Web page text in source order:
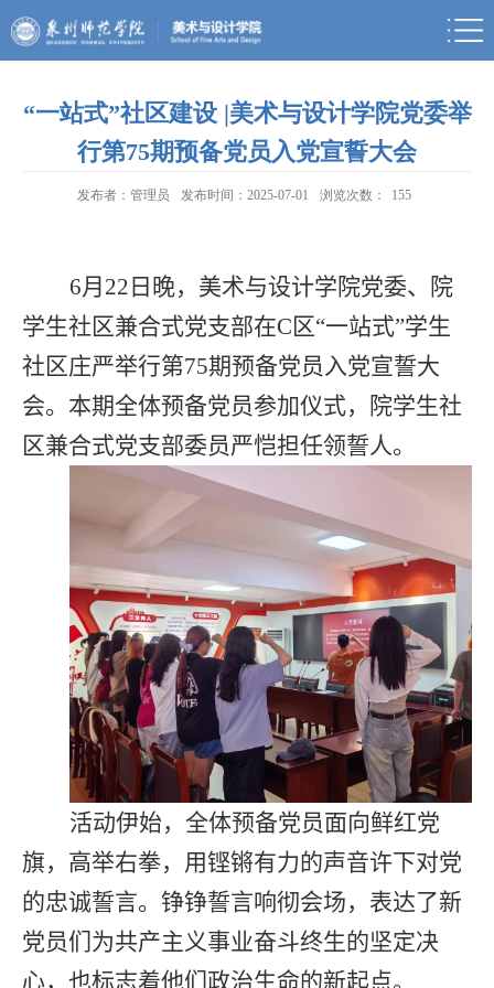
“一站式”社区建设 |美术与设计学院党委举
行第75期预备党员入党宣誓大会
发布者：管理员 发布时间：2025-07-01 浏览次数： 155
6月 22 日晚，美术与设计学院党委、院
学生社区兼合式党支部在C区“一站式”学生
社区庄严举行第75期预备党员入党宣誓大
会。本期全体预备党员参加仪式，院学生社
区兼合式党支部委员严恺担任领誓人。
活动伊始，全体预备党员面向鲜红党
旗，高举右拳，用铿锵有力的声音许下对党
的忠诚誓言。铮铮誓言响彻会场，表达了新
党员们为共产主义事业奋斗终生的坚定决
心，也标志着他们政治生命的新起点。